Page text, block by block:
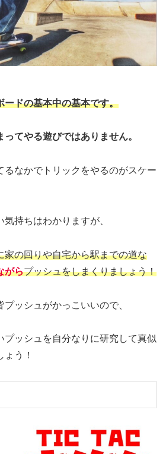
ードの基本中の基本です。
てやる遊びではありません。
るなかでトリックをやるのがスケー
持ちはわかりますが、
家の回りや自宅から駅までの道な
がらプッシュをしまくりましょう！
プッシュがかっこいいので、
プッシュを自分なりに研究して真似
う！